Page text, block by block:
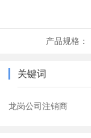
产品规格：
关键词
龙岗公司注销商